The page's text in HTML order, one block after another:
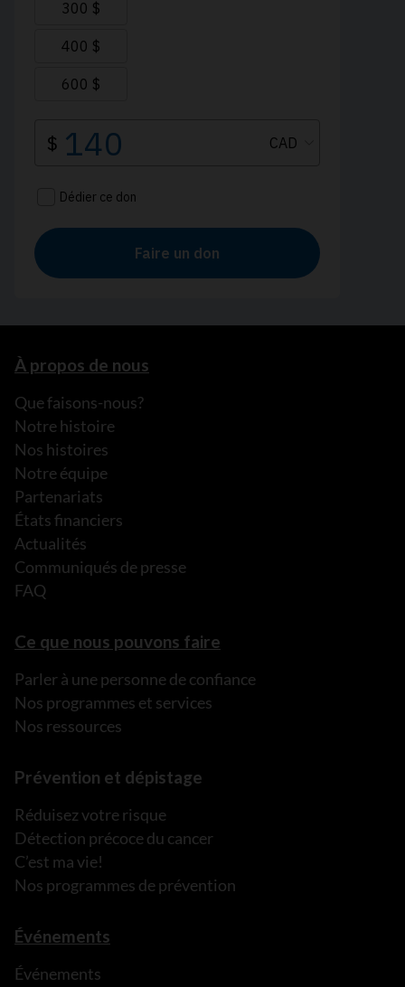
À propos de nous
Que faisons-nous?
Notre histoire
Nos histoires
Notre équipe
Partenariats
États financiers
Actualités
Communiqués de presse
FAQ
Ce que nous pouvons faire
Parler à une personne de confiance
Nos programmes et services
Nos ressources
Prévention et dépistage
Réduisez votre risque
Détection précoce du cancer
C’est ma vie!
Nos programmes de prévention
Événements
Événements